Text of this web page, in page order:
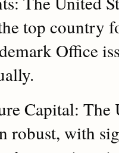
top country
Office
Capital: The
robust, with